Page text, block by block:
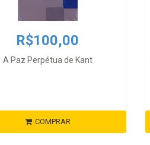
R$100,00
A Paz Perpétua de Kant
COMPRAR